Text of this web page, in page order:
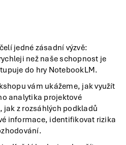
jedné zásadní výzvě:
než naše schopnost je
do hry NotebookLM.
vám ukážeme, jak využít
analytika projektové
z rozsáhlých podkladů
informace, identifikovat rizika